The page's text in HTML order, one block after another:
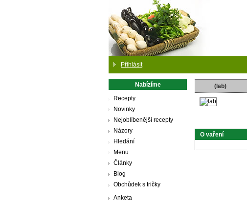
Přihlásit
Nabízíme
Recepty
Novinky
Nejoblíbenější recepty
Názory
Hledání
Menu
Články
Blog
Obchůdek s tričky
Anketa
(lab)
O vaření